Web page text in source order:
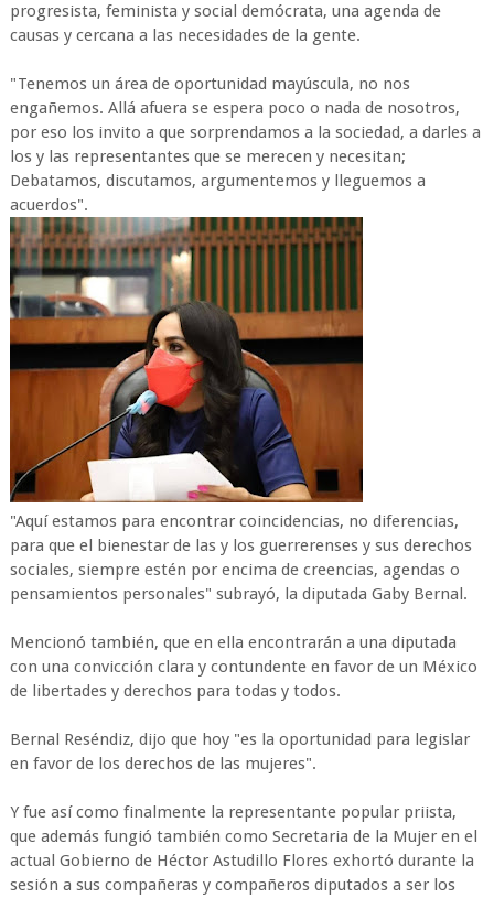
progresista, feminista y social demócrata, una agenda de
causas y cercana a las necesidades de la gente.
"Tenemos un área de oportunidad mayúscula, no nos
engañemos. Allá afuera se espera poco o nada de nosotros,
por eso los invito a que sorprendamos a la sociedad, a darles a
los y las representantes que se merecen y necesitan;
Debatamos, discutamos, argumentemos y lleguemos a
acuerdos".
"Aquí estamos para encontrar coincidencias, no diferencias,
para que el bienestar de las y los guerrerenses y sus derechos
sociales, siempre estén por encima de creencias, agendas o
pensamientos personales" subrayó, la diputada Gaby Bernal.
Mencionó también, que en ella encontrarán a una diputada
con una convicción clara y contundente en favor de un México
de libertades y derechos para todas y todos.
Bernal Reséndiz, dijo que hoy "es la oportunidad para legislar
en favor de los derechos de las mujeres".
Y fue así como finalmente la representante popular priista,
que además fungió también como Secretaria de la Mujer en el
actual Gobierno de Héctor Astudillo Flores exhortó durante la
sesión a sus compañeras y compañeros diputados a ser los